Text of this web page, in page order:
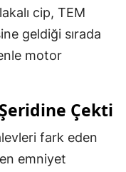
cip, TEM
geldiği sırada
motor
Çekti
fark eden
emniyet